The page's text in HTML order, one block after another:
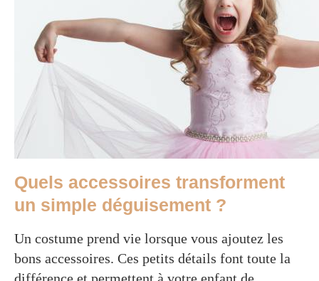
Quels accessoires transforment
un simple déguisement ?
Un costume prend vie lorsque vous ajoutez les
bons accessoires. Ces petits détails font toute la